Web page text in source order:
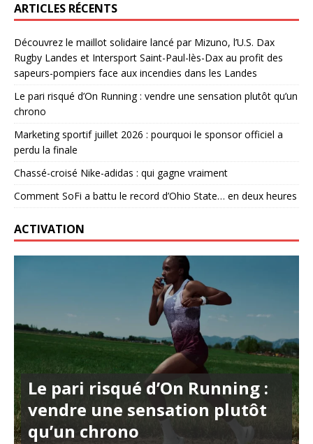
ARTICLES RÉCENTS
Découvrez le maillot solidaire lancé par Mizuno, l’U.S. Dax
Rugby Landes et Intersport Saint-Paul-lès-Dax au profit des
sapeurs-pompiers face aux incendies dans les Landes
Le pari risqué d’On Running : vendre une sensation plutôt qu’un
chrono
Marketing sportif juillet 2026 : pourquoi le sponsor officiel a
perdu la finale
Chassé-croisé Nike-adidas : qui gagne vraiment
Comment SoFi a battu le record d’Ohio State… en deux heures
ACTIVATION
Le pari risqué d’On Running :
vendre une sensation plutôt
qu’un chrono